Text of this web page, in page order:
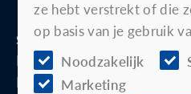
ze hebt verstrekt of die
op basis van je gebruik
Noodzakelijk
Marketing
Sanitair
Badkamermeubel
Douche